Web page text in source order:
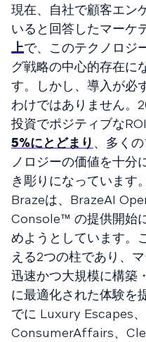
現在、自社で顧客エン
いると回答したマーケ
上で、このテクノロジ
グ戦略の中心的存在に
す。しかし、導入が必
わけではありません。
投資でポジティブな
5%にとどまり 、多く
ノロジーの価値を十分
き彫りになっています。
Brazeは、BrazeAI
Console™ の提供開始
めようとしています。
える2つの柱であり、
迅速かつ大規模に構築
に最適化された体験を
でに Luxury Escapes、
ConsumerAffairs、